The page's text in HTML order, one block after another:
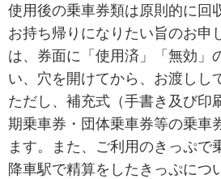
使用後の乗車券類は原則的に回
お持ち帰りになりたい旨のお申
は、券面に「使用済」「無効」
い、穴を開けてから、お渡しし
ただし、補充式（手書き及び印
期乗車券・団体乗車券等の乗車
ます。また、ご利用のきっぷで
降車駅で精算をしたきっぷにつ